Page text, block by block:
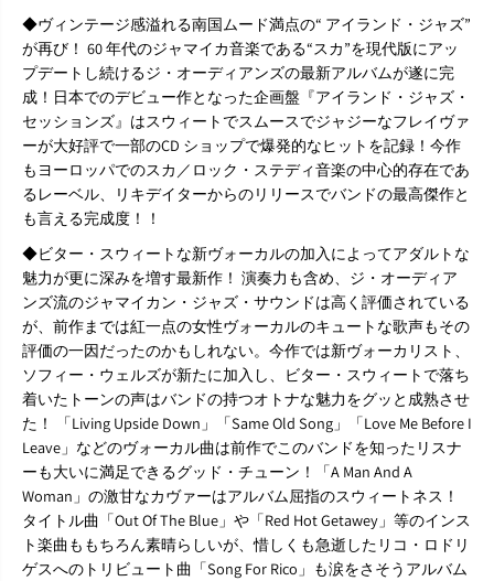
D
D
◆ヴィンテージ感溢れる南国ムード満点の“ アイランド・ジャズ”
が再び！ 60 年代のジャマイカ音楽である“スカ”を現代版にアッ
プデートし続けるジ・オーディアンズの最新アルバムが遂に完
成！日本でのデビュー作となった企画盤『アイランド・ジャズ・
セッションズ』はスウィートでスムースでジャジーなフレイヴァ
ーが大好評で一部のCD ショップで爆発的なヒットを記録！今作
もヨーロッパでのスカ／ロック・ステディ音楽の中心的存在であ
るレーベル、リキデイターからのリリースでバンドの最高傑作と
も言える完成度！！
◆ビター・スウィートな新ヴォーカルの加入によってアダルトな
魅力が更に深みを増す最新作！ 演奏力も含め、ジ・オーディア
ンズ流のジャマイカン・ジャズ・サウンドは高く評価されている
が、前作までは紅一点の女性ヴォーカルのキュートな歌声もその
評価の一因だったのかもしれない。今作では新ヴォーカリスト、
ソフィー・ウェルズが新たに加入し、ビター・スウィートで落ち
着いたトーンの声はバンドの持つオトナな魅力をグッと成熟させ
た！ 「Living Upside Down」「Same Old Song」「Love Me Before I
Leave」などのヴォーカル曲は前作でこのバンドを知ったリスナ
ーも大いに満足できるグッド・チューン！「A Man And A
Woman」の激甘なカヴァーはアルバム屈指のスウィートネス！
タイトル曲「Out Of The Blue」や「Red Hot Getawey」等のインス
ト楽曲ももちろん素晴らしいが、惜しくも急逝したリコ・ロドリ
ゲスへのトリビュート曲「Song For Rico」も涙をさそうアルバム